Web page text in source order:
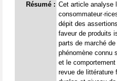
Résumé : Cet article analyse
dépit des
faveur de produits
parts de marché
phénomène connu
et le
revue de littérature